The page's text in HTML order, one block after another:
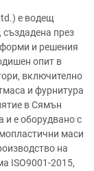
е водещ
през
и решения
опит в
включително
и фурнитура
в Сямън
и е оборудвано с
маси
на
ISO9001-2015,